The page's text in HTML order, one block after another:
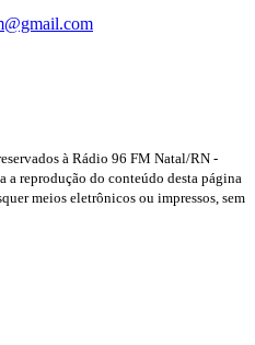
à Rádio 96 FM Natal/RN -
reprodução do conteúdo desta página
meios eletrônicos ou impressos, sem